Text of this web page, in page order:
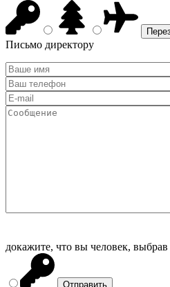
Письмо директору
докажите, что вы человек, выбрав